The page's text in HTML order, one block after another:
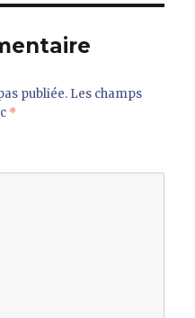
publiée. Les champs
*